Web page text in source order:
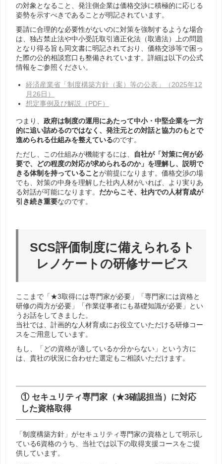
の対象となること、発注側企業は価格交渉に積極的に応じる
姿勢を示すべきであることが明記されています。
要請に合理的な必要性がないのに対策を強制するような場合
は、独占禁止法や中小受託取引適正化法（取適法）上の問題
となり得る旨も同文書に明記されており、価格交渉等で困っ
た際の公的相談窓口も整備されています。詳細は以下の公式
情報をご参照ください。
経済産業省「制度構築方針（案）等の公表」（2025年12
月26日）
想定事例及び解説（PDF）
つまり、 政府は制度の運用にあたって中小・中堅企業を一方
的に追い詰めるのではなく、発注元との対話と協力のもとで
進められる仕組みを整えているのです。
ただし、この仕組みが機能するには、
自社が「対策に何が必
要で、どの程度の対応が求められるのか」を理解し、説明で
きる体制を持っていることが前提になります。価格交渉の場
でも、対策の中身を理解した社内人材がいれば、より実りあ
る対話が可能になります。 だからこそ、社内での人材育成が
引き続き重要なのです。
SCS評価制度に備えられるト
レノケートの研修サービス
ここまで「★3取得には専門家が必要」「専門家には資格と
研修の両方が必要」「作業従事者にも基礎知識が必要」とい
うお話をしてきました。
当社では、計画的な人材育成にお役立ていただける研修コー
スをご用意しています。
もし、「どの資格が適しているか分からない」という方に
は、貴社の状況に合わせた選定もご相談いただけます。
① セキュリティ専門家（★3確認担当）に対応
した資格取得
「制度構築方針」がセキュリティ専門家の資格として明示し
ている6資格のうち、当社では以下の取得支援コースをご提
供しています。